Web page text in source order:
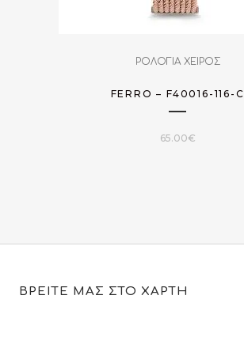
ΡΟΛΟΓΙΑ ΧΕΙΡΟΣ
FERRO – F40016-116-C
65.00€
ΒΡΕΙΤΕ ΜΑΣ ΣΤΟ ΧΑΡΤΗ